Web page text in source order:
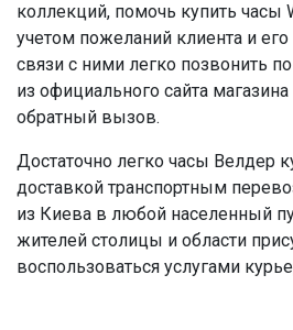
коллекций, помочь купить часы
учетом пожеланий клиента и
связи с ними легко позвонить
из официального сайта магазина
обратный вызов.
Достаточно легко часы Велдер
доставкой транспортным
из Киева в любой населенный
жителей столицы и области
воспользоваться услугами